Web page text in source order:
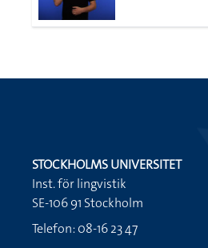
STOCKHOLMS UNIVERSITET
Inst. för lingvistik
SE-106 91 Stockholm
Telefon: 08-16 23 47